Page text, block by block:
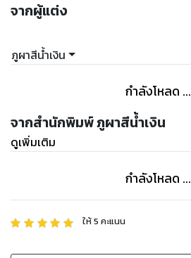
จากผู้แต่ง
ภูผาสีน้ำเงิน
กำลังโหลด ...
จากสำนักพิมพ์ ภูผาสีน้ำเงิน
ดูเพิ่มเติม
กำลังโหลด ...
ให้5 คะแนน